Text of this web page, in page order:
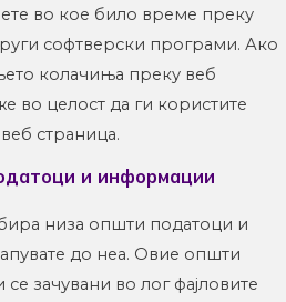
во кое било време преку
софтверски програми. Ако
колачиња преку веб
во целост да ги користите
страница.
и информации
низа општи податоци и
до неа. Овие општи
зачувани во лог фајловите